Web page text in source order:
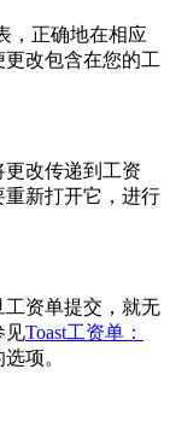
，正确地在相应
改包含在您的工
改传递到工资
新打开它，进行
资单提交，就无
见Toast工资单：
项。